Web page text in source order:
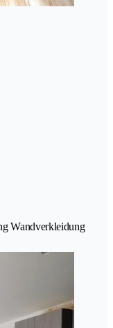
Wandverkleidung